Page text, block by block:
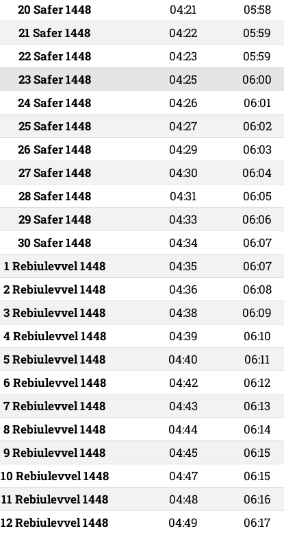
20 Safer 1448 04:21 05:58
21 Safer 1448 04:22 05:59
22 Safer 1448 04:23 05:59
23 Safer 1448 04:25 06:00
24 Safer 1448 04:26 06:01
25 Safer 1448 04:27 06:02
26 Safer 1448 04:29 06:03
27 Safer 1448 04:30 06:04
28 Safer 1448 04:31 06:05
29 Safer 1448 04:33 06:06
30 Safer 1448 04:34 06:07
1 Rebiulevvel 1448 04:35 06:07
2 Rebiulevvel 1448 04:36 06:08
3 Rebiulevvel 1448 04:38 06:09
4 Rebiulevvel 1448 04:39 06:10
5 Rebiulevvel 1448 04:40 06:11
6 Rebiulevvel 1448 04:42 06:12
7 Rebiulevvel 1448 04:43 06:13
8 Rebiulevvel 1448 04:44 06:14
9 Rebiulevvel 1448 04:45 06:15
10 Rebiulevvel 1448 04:47 06:15
11 Rebiulevvel 1448 04:48 06:16
12 Rebiulevvel 1448 04:49 06:17